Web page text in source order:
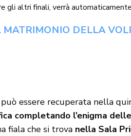
gli altri finali, verrà
MATRIMONIO DELLA
essere recuperata nella
completando l’enigma
fiala che si trova nella Sala